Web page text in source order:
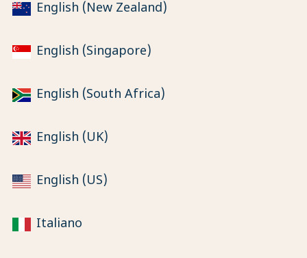
English (New Zealand)
English (Singapore)
English (South Africa)
English (UK)
English (US)
Italiano